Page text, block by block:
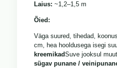
Laius: ~1,2–1,5 m
Õied:
Väga suured, tihedad,
cm, hea hooldusega isegi
kreemikadSuve jooksul
sügav punane /